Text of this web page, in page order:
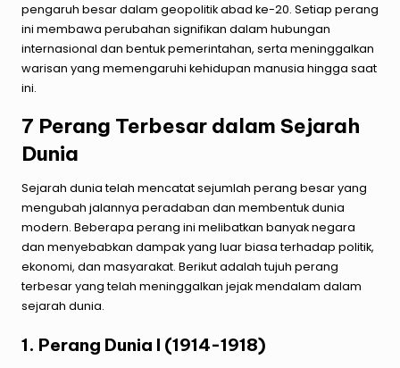
pengaruh besar dalam geopolitik abad ke-20. Setiap perang
ini membawa perubahan signifikan dalam hubungan
internasional dan bentuk pemerintahan, serta meninggalkan
warisan yang memengaruhi kehidupan manusia hingga saat
ini.
7 Perang Terbesar dalam Sejarah
Dunia
Sejarah dunia telah mencatat sejumlah perang besar yang
mengubah jalannya peradaban dan membentuk dunia
modern. Beberapa perang ini melibatkan banyak negara
dan menyebabkan dampak yang luar biasa terhadap politik,
ekonomi, dan masyarakat. Berikut adalah tujuh perang
terbesar yang telah meninggalkan jejak mendalam dalam
sejarah dunia.
1. Perang Dunia I (1914-1918)